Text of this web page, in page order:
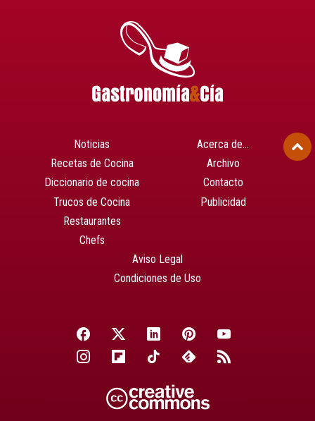
Noticias
Recetas de Cocina
Diccionario de cocina
Trucos de Cocina
Restaurantes
Chefs
Acerca de…
Archivo
Contacto
Publicidad
Aviso Legal
Condiciones de Uso